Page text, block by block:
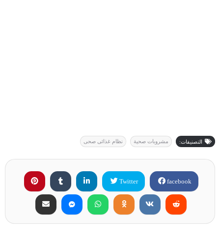
التصنيفات: مشروبات صحية نظام غذائى صحى
facebook
Twitter